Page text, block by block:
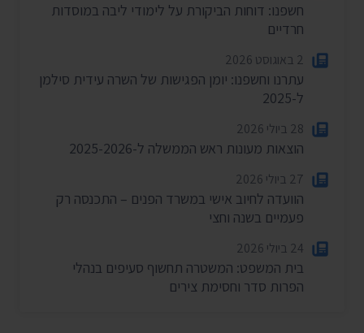
חשפנו: דוחות הביקורת על לימודי ליבה במוסדות
חרדיים
2 באוגוסט 2026
עתרנו וחשפנו: יומן הפגישות של השרה עידית סילמן
ל-2025
28 ביולי 2026
הוצאות מעונות ראש הממשלה ל-2025-2026
27 ביולי 2026
הוועדה לחיוב אישי במשרד הפנים – התכנסה רק
פעמיים בשנה וחצי
24 ביולי 2026
בית המשפט: המשטרה תחשוף סעיפים בנהלי
הפרות סדר וחסימת צירים